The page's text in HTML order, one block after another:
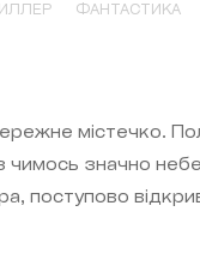
ФАНТАСТИКА
містечко.
значно
поступово